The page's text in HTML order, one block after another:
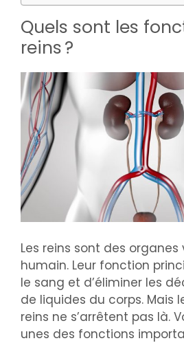
Quels sont les
reins ?
Les reins sont des
humain. Leur fonction
le sang et d’éliminer les
de liquides du corps. Mais
reins ne s’arrêtent pas là.
unes des fonctions